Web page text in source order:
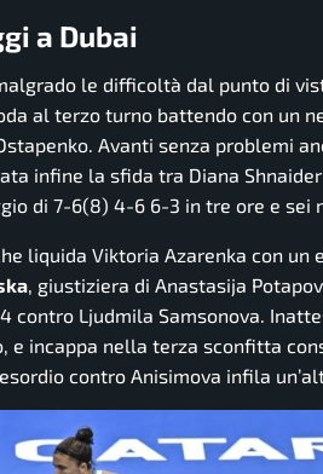
a Dubai
le difficoltà dal punto di
al terzo turno battendo con un
Avanti senza problemi
infine la sfida tra Diana
di 7-6(8) 4-6 6-3 in tre ore e sei
liquida Viktoria Azarenka con
, giustiziera di Anastasija
Ljudmila Samsonova.
e incappa nella terza sconfitta
contro Anisimova infila